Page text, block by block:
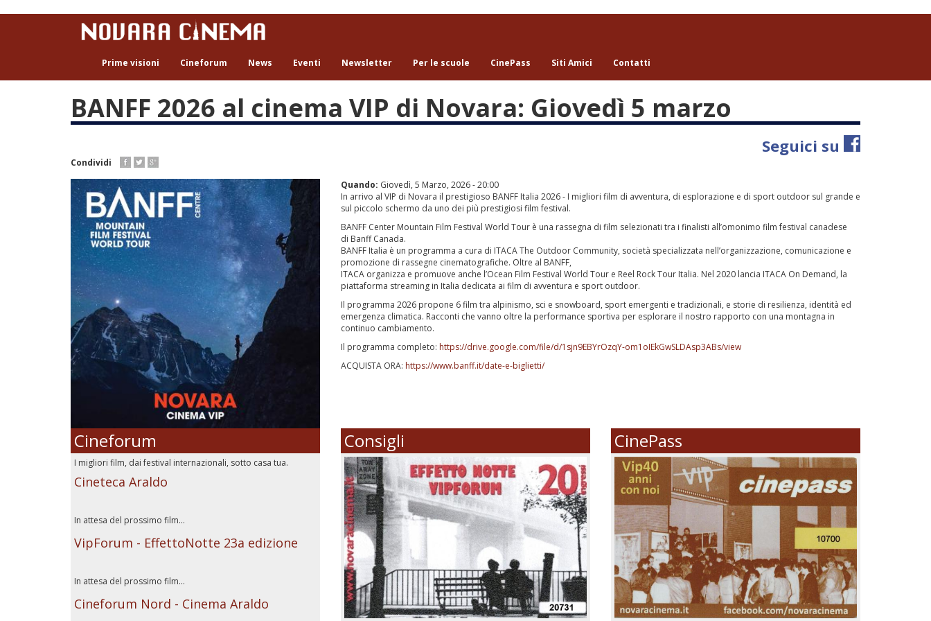
Prime visioni Cineforum News Eventi Newsletter Per le scuole CinePass Siti Amici Contatti
BANFF 2026 al cinema VIP di Novara: Giovedì 5 marzo
Seguici su
Condividi
Quando: Giovedì, 5 Marzo, 2026 - 20:00
In arrivo al VIP di Novara il prestigioso BANFF Italia 2026 - I migliori film di avventura, di esplorazione e di sport outdoor sul grande e
sul piccolo schermo da uno dei più prestigiosi film festival.
BANFF Center Mountain Film Festival World Tour è una rassegna di film selezionati tra i finalisti all’omonimo film festival canadese
di Banff Canada.
BANFF Italia è un programma a cura di ITACA The Outdoor Community, società specializzata nell’organizzazione, comunicazione e
promozione di rassegne cinematografiche. Oltre al BANFF,
ITACA organizza e promuove anche l’Ocean Film Festival World Tour e Reel Rock Tour Italia. Nel 2020 lancia ITACA On Demand, la
piattaforma streaming in Italia dedicata ai film di avventura e sport outdoor.
Il programma 2026 propone 6 film tra alpinismo, sci e snowboard, sport emergenti e tradizionali, e storie di resilienza, identità ed
emergenza climatica. Racconti che vanno oltre la performance sportiva per esplorare il nostro rapporto con una montagna in
continuo cambiamento.
Il programma completo: https://drive.google.com/file/d/1sjn9EBYrOzqY-om1oIEkGwSLDAsp3ABs/view
ACQUISTA ORA: https://www.banff.it/date-e-biglietti/
Cineforum
I migliori film, dai festival internazionali, sotto casa tua.
Cineteca Araldo
In attesa del prossimo film...
VipForum - EffettoNotte 23a edizione
In attesa del prossimo film...
Cineforum Nord - Cinema Araldo
Consigli CinePass